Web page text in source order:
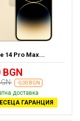
14 Pro Max...
BGN
-0,00 BGN
доставка
ГАРАНЦИЯ